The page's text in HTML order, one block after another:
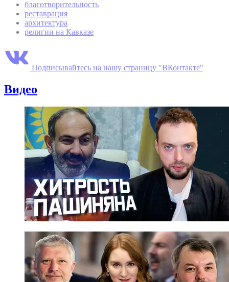
благотворительность
реставрация
архитектура
религии на Кавказе
Подписывайтесь на нашу страницу "ВКонтакте"
Видео